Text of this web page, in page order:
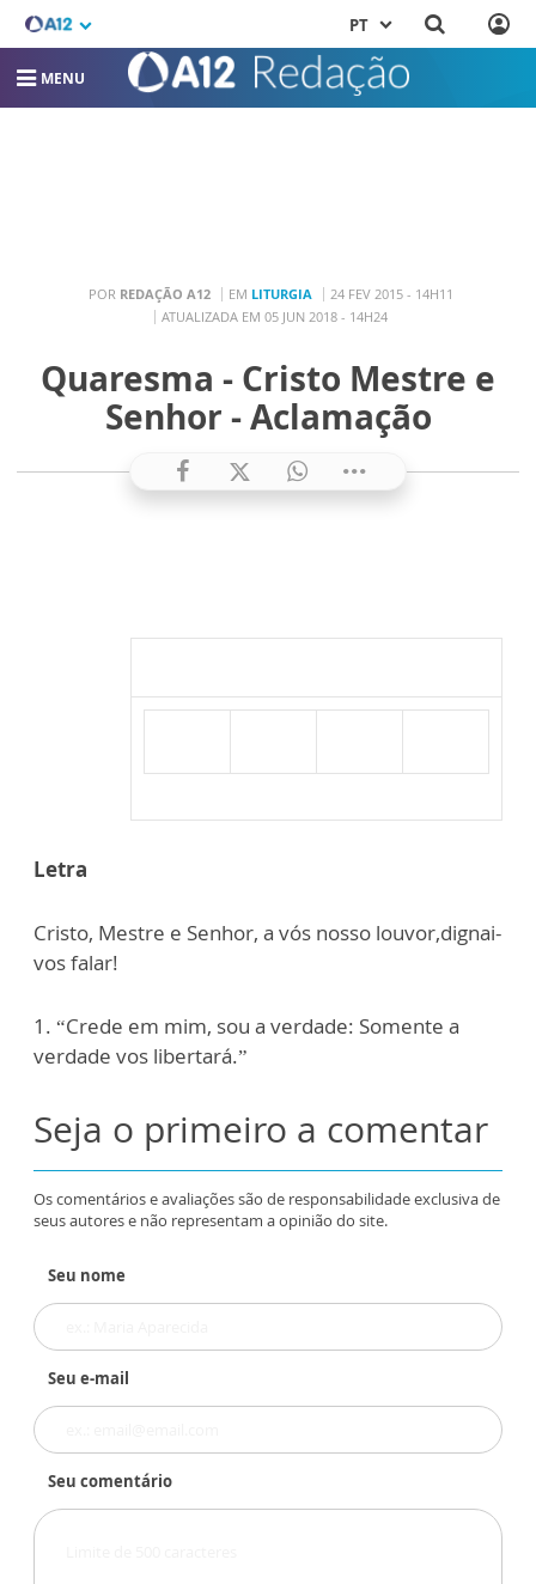
PT
MENU
POR REDAÇÃO A12 EM LITURGIA
24 FEV 2015 - 14H11
ATUALIZADA EM 05 JUN 2018 - 14H24
Quaresma - Cristo Mestre e
Senhor - Aclamação
Letra
Cristo, Mestre e Senhor, a vós nosso louvor,dignai-
vos falar!
1. “Crede em mim, sou a verdade: Somente a
verdade vos libertará.”
Seja o primeiro a comentar
Os comentários e avaliações são de responsabilidade exclusiva de
seus autores e não representam a opinião do site.
Seu nome
Seu e-mail
Seu comentário